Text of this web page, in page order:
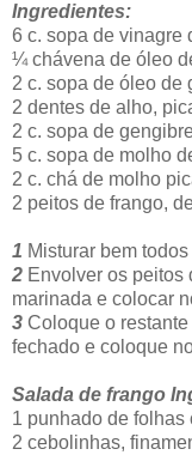
Ingredientes:
6 c. sopa de vinagre
¼ chávena de óleo
2 c. sopa de óleo de
2 dentes de alho,
2 c. sopa de
5 c. sopa de molho
2 c. chá de molho
2 peitos de frango,
1 Misturar bem
2 Envolver os peitos
marinada e colocar
3 Coloque o
fechado e coloque
Salada de frango
1 punhado de folhas
2 cebolinhas,